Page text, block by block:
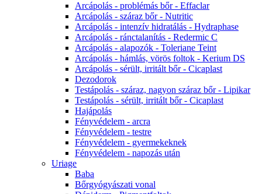
Arcápolás - problémás bőr - Effaclar
Arcápolás - száraz bőr - Nutritic
Arcápolás - intenzív hidratálás - Hydraphase
Arcápolás - ránctalanítás - Redermic C
Arcápolás - alapozók - Toleriane Teint
Arcápolás - hámlás, vörös foltok - Kerium DS
Arcápolás - sérült, irritált bőr - Cicaplast
Dezodorok
Testápolás - száraz, nagyon száraz bőr - Lipikar
Testápolás - sérült, irritált bőr - Cicaplast
Hajápolás
Fényvédelem - arcra
Fényvédelem - testre
Fényvédelem - gyermekeknek
Fényvédelem - napozás után
Uriage
Baba
Bőrgyógyászati vonal